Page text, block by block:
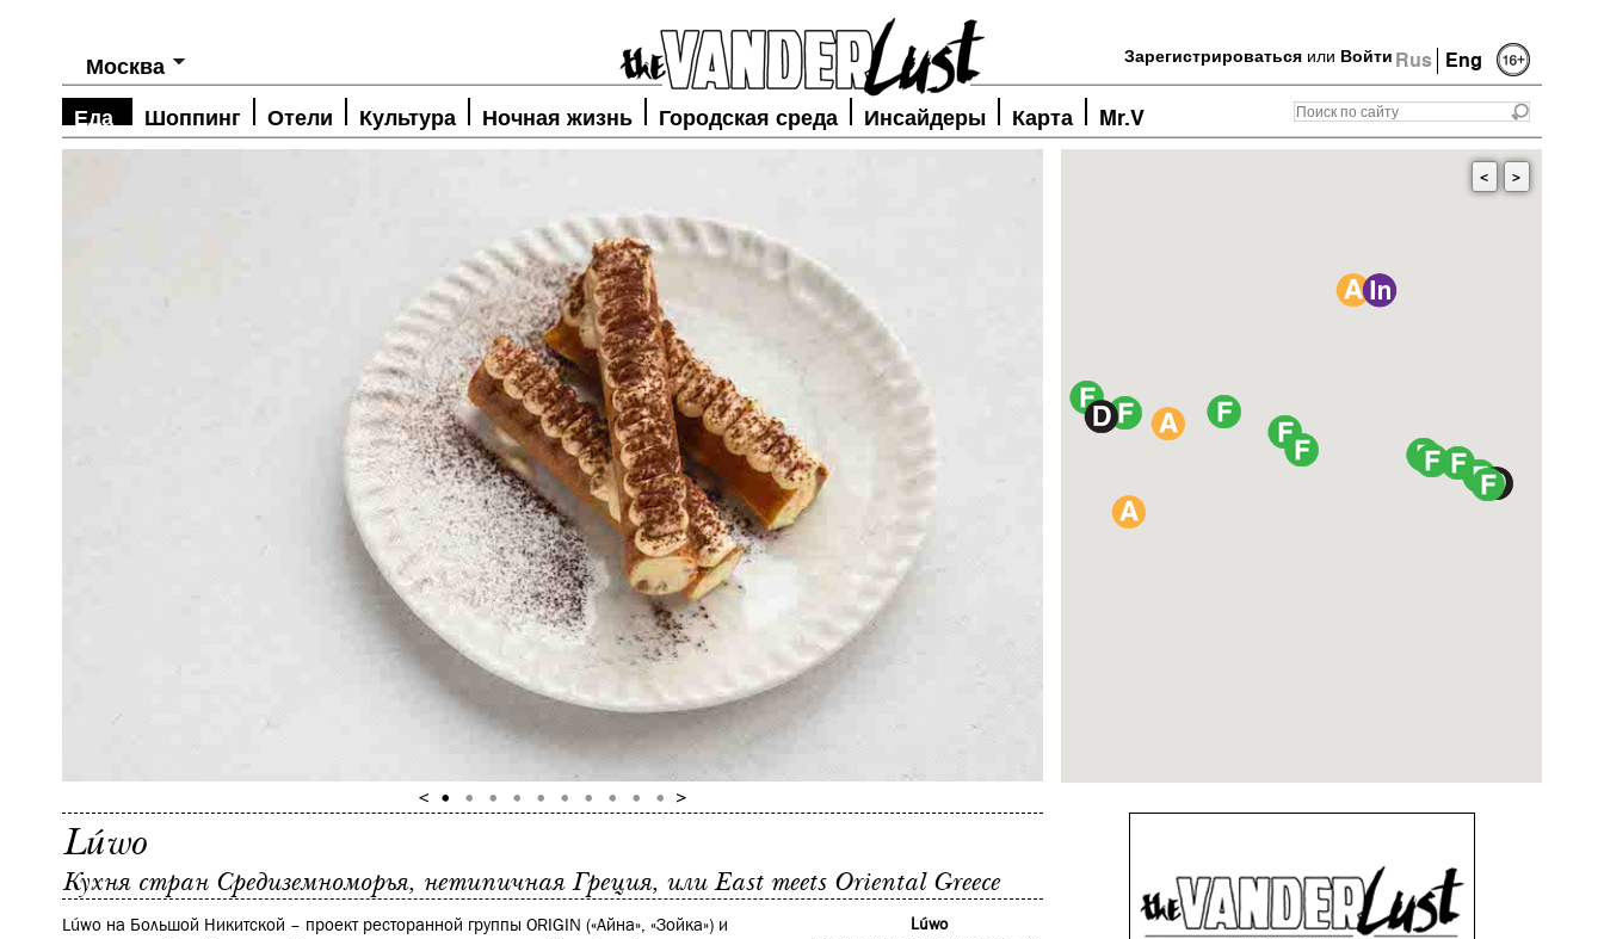
Rus Eng
Зарегистрироваться или Войти
Москва
Еда Шоппинг Отели Культура Ночная жизнь Городская среда Инсайдеры Карта Mr.V
< >
Lúwo
Кухня стран Средиземноморья, нетипичная Греция, или East meets Oriental Greece
Lúwo
Lúwo на Большой Никитской – проект ресторанной группы ORIGIN («Айна», «Зойка») и